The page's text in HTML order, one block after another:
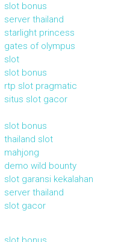
slot bonus
server thailand
starlight princess
gates of olympus
slot
slot bonus
rtp slot pragmatic
situs slot gacor
slot bonus
thailand slot
mahjong
demo wild bounty
slot garansi kekalahan
server thailand
slot gacor